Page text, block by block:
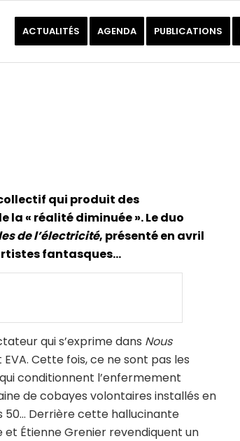
ACTUALITÉS AGENDA PUBLICATIONS
collectif qui produit des
« réalité diminuée ». Le duo
de l’électricité, présenté en avril
fantasques…
qui s’exprime dans Nous
Cette fois, ce ne sont pas les
conditionnent l’enfermement
de cobayes volontaires installés en
50… Derrière cette hallucinante
Étienne Grenier revendiquent un